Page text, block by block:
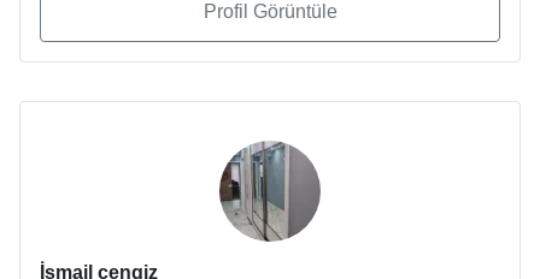
Profil Görüntüle
İsmail cengiz